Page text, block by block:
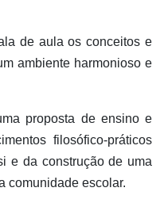
de aula os conceitos e
ambiente harmonioso e
proposta de ensino e
filosófico-práticos
e da construção de uma
comunidade escolar.